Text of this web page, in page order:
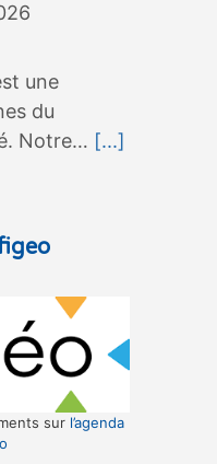
une
du
Notre… [...]
sur l’agenda